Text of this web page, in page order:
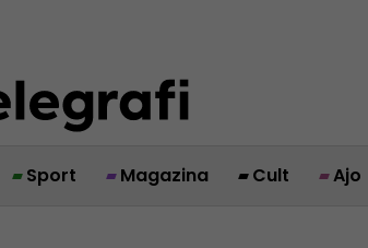
Sport Magazina Cult Ajo